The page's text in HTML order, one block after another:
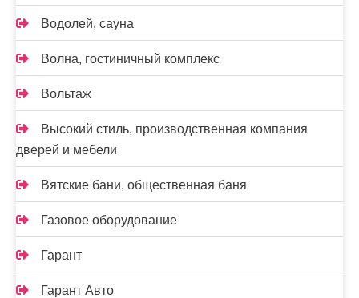
Водолей, сауна
Волна, гостиничный комплекс
Вольтаж
Высокий стиль, производственная компания
дверей и мебели
Вятские бани, общественная баня
Газовое оборудование
Гарант
Гарант Авто